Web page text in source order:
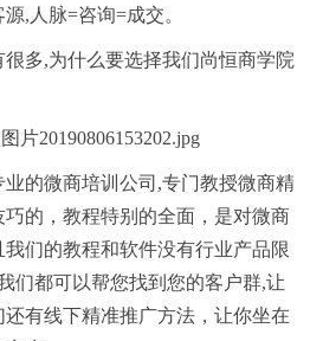
,人脉=咨询=成交。
多,为什么要选择我们尚恒商学院
的微商培训公司,专门教授微商精
的，教程特别的全面，是对微商
们的教程和软件没有行业产品限
们都可以帮您找到您的客户群,让
有线下精准推广方法，让你坐在